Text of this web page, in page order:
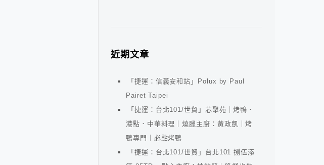
近期文章
「捷運：信義安和站」Polux by Paul
Pairet Taipei
「捷運：台北101/世貿」芯聚苑｜烤鴨．
港點．中華料理｜燒臘主廚：黃政凱｜烤
鴨專門｜必點烤鴨
「捷運：台北101/世貿」台北101 捌伍添